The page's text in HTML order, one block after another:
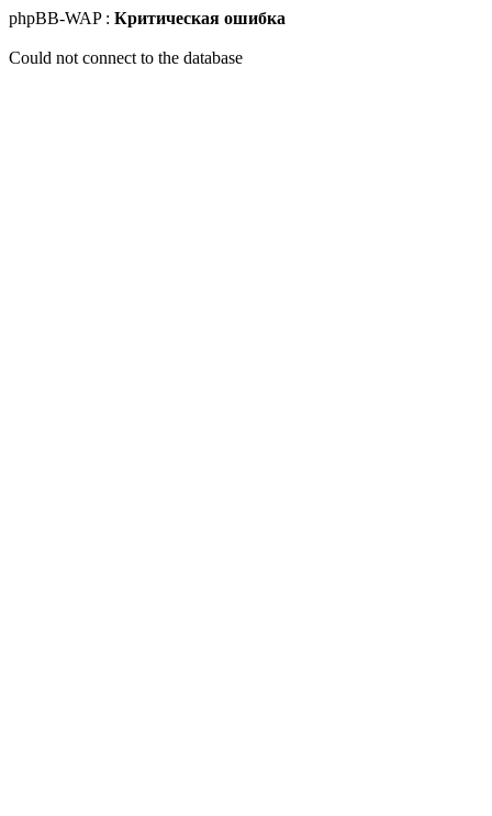
phpBB-WAP : Критическая ошибка
Could not connect to the database